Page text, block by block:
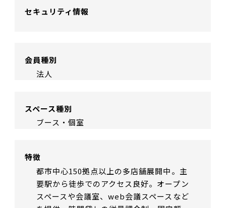
セキュリティ情報
会員種別
法人
スペース種別
ブース・個室
特徴
都市中心150拠点以上の多店舗展開中。主
要駅から徒歩でのアクセス良好。オープン
スペースや会議室、web会議スペースなど